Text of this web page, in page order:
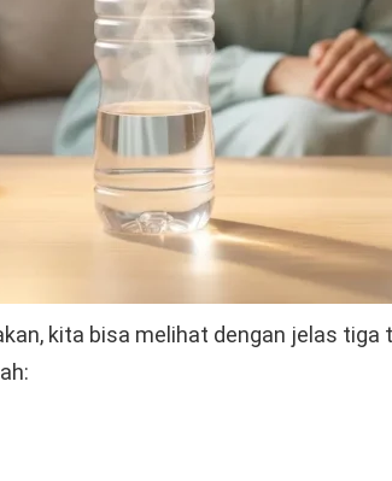
kita bisa melihat dengan jelas